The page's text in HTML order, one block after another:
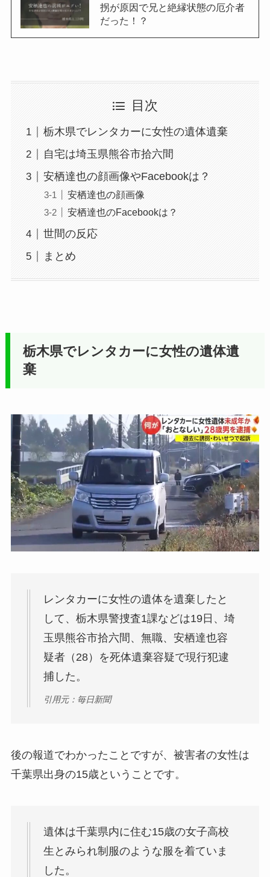
拐が原因で兄と絶縁状態の厄介者
だった！？
目次
栃木県でレンタカーに女性の遺体遺棄
自宅は埼玉県熊谷市拾六間
安栖達也の顔画像やFacebookは？
安栖達也の顔画像
安栖達也のFacebookは？
世間の反応
まとめ
栃木県でレンタカーに女性の遺体遺
棄
レンタカーに女性の遺体を遺棄したと
して、栃木県警捜査1課などは19日、埼
玉県熊谷市拾六間、無職、安栖達也容
疑者（28）を死体遺棄容疑で現行犯逮
捕した。
引用元：毎日新聞
後の報道でわかったことですが、被害者の女性は
千葉県出身の15歳ということです。
遺体は千葉県内に住む15歳の女子高校
生とみられ制服のような服を着ていま
した。